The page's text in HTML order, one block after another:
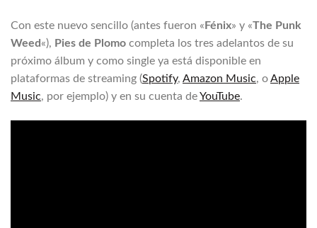
Con este nuevo sencillo (antes fueron « Fénix» y «The Punk
Weed «), Pies de Plomo completa los tres adelantos de su
próximo álbum y como single ya está disponible en
plataformas de streaming (Spotify, Amazon Music, oApple
Music, por ejemplo) y en su cuenta deYouTube.